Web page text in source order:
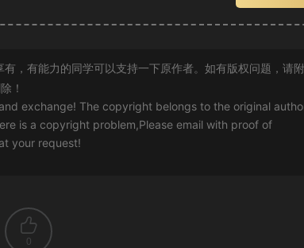
，有能力的同学可以支持一下原作者。如有版权问题，请
！
exchange! The copyright belongs to the original
is a copyright problem,Please email with proof of
your request!
0